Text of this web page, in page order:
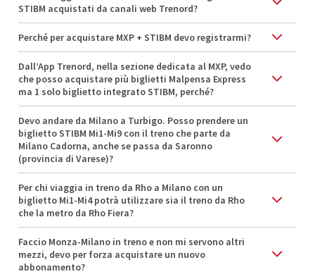
STIBM acquistati da canali web Trenord?
Perché per acquistare MXP + STIBM devo registrarmi?
Dall’App Trenord, nella sezione dedicata al MXP, vedo
che posso acquistare più biglietti Malpensa Express
ma 1 solo biglietto integrato STIBM, perché?
Devo andare da Milano a Turbigo. Posso prendere un
biglietto STIBM Mi1-Mi9 con il treno che parte da
Milano Cadorna, anche se passa da Saronno
(provincia di Varese)?
Per chi viaggia in treno da Rho a Milano con un
biglietto Mi1-Mi4 potrà utilizzare sia il treno da Rho
che la metro da Rho Fiera?
Faccio Monza-Milano in treno e non mi servono altri
mezzi, devo per forza acquistare un nuovo
abbonamento?